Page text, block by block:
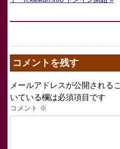
コメントを残す
メールアドレスが公開される
いている欄は必須項目です
コメント ※